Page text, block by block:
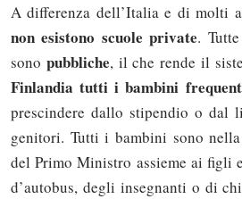
A dif­fe­ren­za del­l’I­ta­lia e di mol­ti
non esi­sto­no scuo­le pri­va­te.
so­no pub­bli­che, il che ren­de il
Fin­lan­dia tut­ti i bam­bi­ni
pre­scin­de­re dal­lo sti­pen­dio o dal
ge­ni­to­ri. Tut­ti i bam­bi­ni so­no
del Pri­mo Mi­ni­stro as­sie­me ai fi­gli
d’au­to­bus, de­gli in­se­gnan­ti o di